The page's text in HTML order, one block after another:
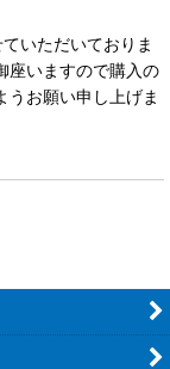
いただいておりま
座いますので購入の
うお願い申し上げま